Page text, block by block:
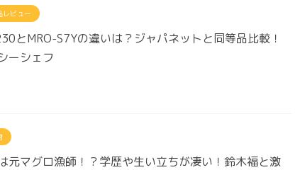
レビュー
とMRO-S7Yの違いは？ジャパネットと同等品比較！
ーシェフ
元マグロ漁師！？学歴や生い立ちが凄い！鈴木福と激